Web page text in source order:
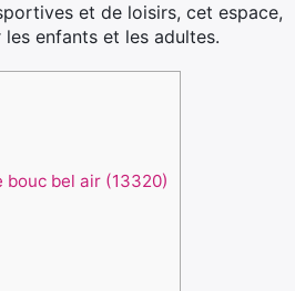
et de loisirs, cet espace,
enfants et les adultes.
bouc bel air (13320)